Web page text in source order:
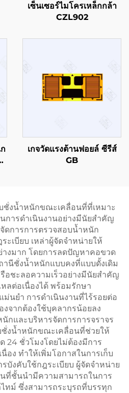
เซ็นเซอร์ไมโครเหล็กกล้า
CZL902
เกจวัดแรงต้านฟอยล์ ซีรีส์
GB
ชั่งน้ำหนักขณะเคลื่อนที่ที่เหมาะ
การดำเนินงานอย่างมีนัยสำคัญ
ดการการตรวจสอบน้ำหนัก
ะเบียบ เหล่าผู้จัดจำหน่ายให้
งมาก โดยการลดปัญหาคอขวด
านีชั่งน้ำหนักแบบคงที่แบบดั้งเดิม
อชะลอความเร็วอย่างมีนัยสำคัญ
ลต่อเนื่องได้ พร้อมรักษา
นยำ การดำเนินงานที่ไร้รอยต่อ
จากต้องใช้บุคลากรน้อยลง
กและบริหารจัดการการจราจร
งน้ำหนักขณะเคลื่อนที่ช่วยให้
24 ชั่วโมงโดยไม่ต้องมีการ
อง ทำให้เพิ่มโอกาสในการเก็บ
บังคับใช้กฎระเบียบ ผู้จัดจำหน่าย
ที่ชั้นนำมีความสามารถในการ
ทม์ ซึ่งสามารถระบุรถที่บรรทุก